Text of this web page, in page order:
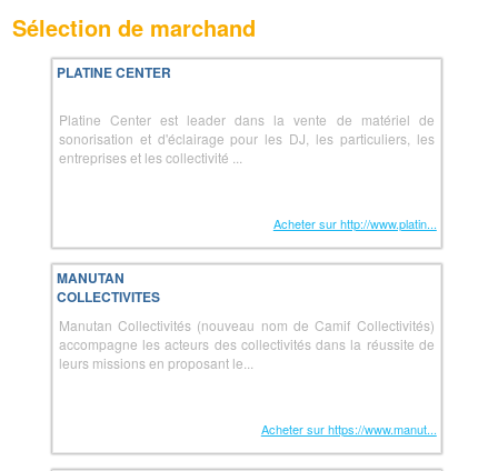
Sélection de marchand
PLATINE CENTER
Platine Center est leader dans la vente de matériel de
sonorisation et d'éclairage pour les DJ, les particuliers, les
entreprises et les collectivité ...
Acheter sur http://www.platin...
MANUTAN
COLLECTIVITES
Manutan Collectivités (nouveau nom de Camif Collectivités)
accompagne les acteurs des collectivités dans la réussite de
leurs missions en proposant le...
Acheter sur https://www.manut...